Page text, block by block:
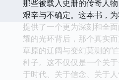
那些被载入史册的传奇人
艰辛与不确定。这本书，
提供了一个更为深刻和全
耀的光环背后，那个真实
草原的辽阔与变幻莫测的“
种子。这不仅仅是一个关
于时代、关于信念、关于人